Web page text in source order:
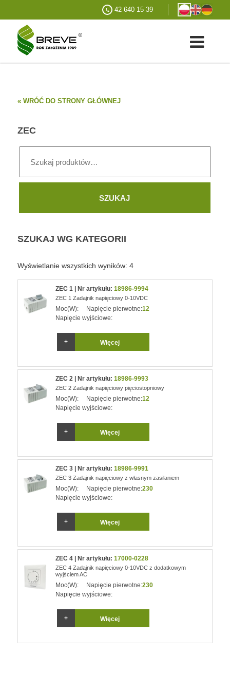
42 640 15 39
« WRÓĆ DO STRONY GŁÓWNEJ
ZEC
SZUKAJ
SZUKAJ WG KATEGORII
Wyświetlanie wszystkich wyników: 4
ZEC 1 | Nr artykułu:18986-9994
ZEC 1 Zadajnik napięciowy 0-10VDC
Moc(W): Napięcie pierwotne:12
Napięcie wyjściowe:
Więcej
ZEC 2 | Nr artykułu:18986-9993
ZEC 2 Zadajnik napięciowy pięciostopniowy
Moc(W): Napięcie pierwotne:12
Napięcie wyjściowe:
Więcej
ZEC 3 | Nr artykułu:18986-9991
ZEC 3 Zadajnik napięciowy z własnym zasilaniem
Moc(W): Napięcie pierwotne:230
Napięcie wyjściowe:
Więcej
ZEC 4 | Nr artykułu:17000-0228
ZEC 4 Zadajnik napięciowy 0-10VDC z dodatkowym
wyjściem AC
Moc(W): Napięcie pierwotne:230
Napięcie wyjściowe:
Więcej